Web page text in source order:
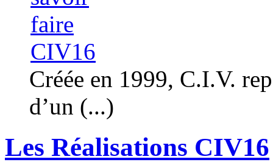
Créée en 1999, C.I.V.
d’un (...)
Les Réalisations CIV16